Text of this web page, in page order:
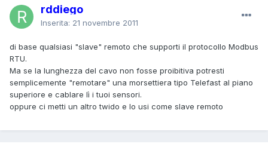
rddiego
Inserita: 21 novembre 2011
di base qualsiasi "slave" remoto che supporti il protocollo Modbus
RTU.
Ma se la lunghezza del cavo non fosse proibitiva potresti
semplicemente "remotare" una morsettiera tipo Telefast al piano
superiore e cablare lì i tuoi sensori.
oppure ci metti un altro twido e lo usi come slave remoto